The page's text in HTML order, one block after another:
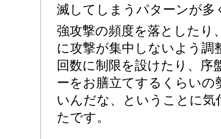
滅してしまうパターンが多
強攻撃の頻度を落としたり
に攻撃が集中しないよう調
回数に制限を設けたり、序
ーをお膳立てするくらいの
いんだな、ということに
たです。